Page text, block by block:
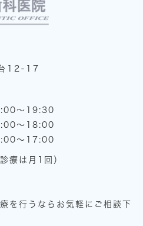
12-17
～19:30
～18:00
～17:00
療は月1回）
を行うならお気軽にご相談下